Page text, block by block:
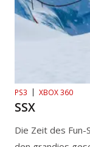
PS3 XBOX 360
SSX
Die Zeit des